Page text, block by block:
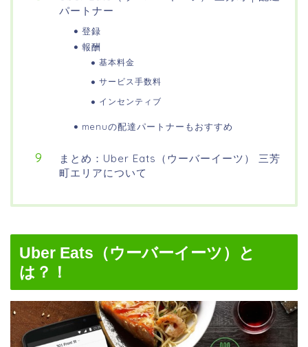
パートナー
登録
報酬
基本料金
サービス手数料
インセンティブ
menuの配達パートナーもおすすめ
まとめ：Uber Eats（ウーバーイーツ） 三芳
町エリアについて
Uber Eats（ウーバーイーツ）と
は？！